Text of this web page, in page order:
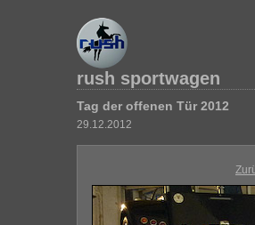
rush sportwagen
Tag der offenen Tür 2012
29.12.2012